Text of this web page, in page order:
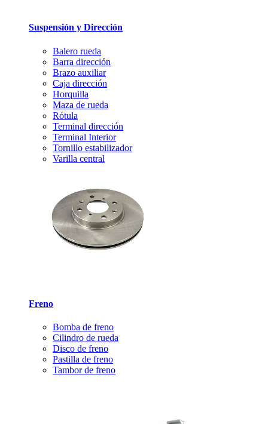
Suspensión y Dirección
Balero rueda
Barra dirección
Brazo auxiliar
Caja dirección
Horquilla
Maza de rueda
Rótula
Terminal dirección
Terminal Interior
Tornillo estabilizador
Varilla central
Freno
Bomba de freno
Cilindro de rueda
Disco de freno
Pastilla de freno
Tambor de freno